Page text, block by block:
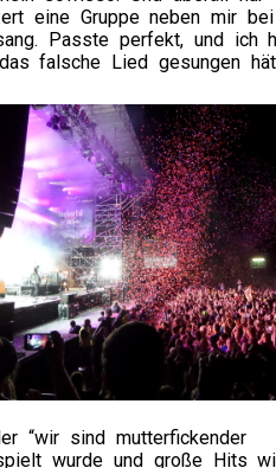
eine Gruppe neben mir bei
Passte perfekt, und ich
falsche Lied gesungen
“wir sind mutterfickender
wurde und große Hits